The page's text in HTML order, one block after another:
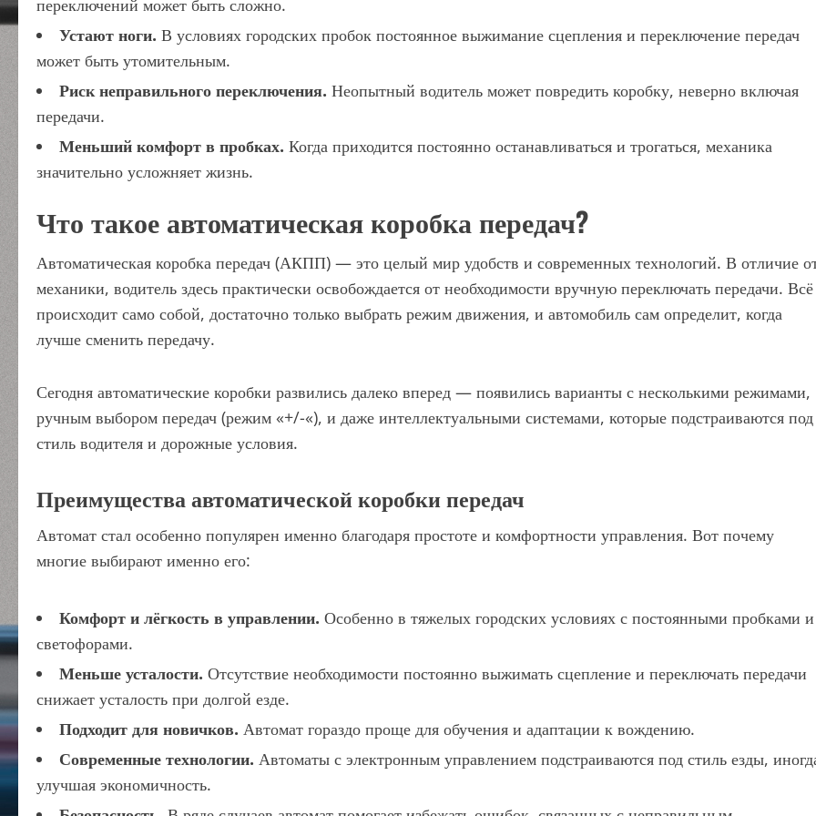
переключений может быть сложно.
Устают ноги. В условиях городских пробок постоянное выжимание сцепления и переключение передач
может быть утомительным.
Риск неправильного переключения. Неопытный водитель может повредить коробку, неверно включая
передачи.
Меньший комфорт в пробках. Когда приходится постоянно останавливаться и трогаться, механика
значительно усложняет жизнь.
Что такое автоматическая коробка передач?
Автоматическая коробка передач (АКПП) — это целый мир удобств и современных технологий. В отличие
механики, водитель здесь практически освобождается от необходимости вручную переключать передачи. Всё
происходит само собой, достаточно только выбрать режим движения, и автомобиль сам определит, когда
лучше сменить передачу.
Сегодня автоматические коробки развились далеко вперед — появились варианты с несколькими режимами,
ручным выбором передач (режим «+/-«), и даже интеллектуальными системами, которые подстраиваются под
стиль водителя и дорожные условия.
Преимущества автоматической коробки передач
Автомат стал особенно популярен именно благодаря простоте и комфортности управления. Вот почему
многие выбирают именно его:
Комфорт и лёгкость в управлении. Особенно в тяжелых городских условиях с постоянными пробками и
светофорами.
Меньше усталости. Отсутствие необходимости постоянно выжимать сцепление и переключать передачи
снижает усталость при долгой езде.
Подходит для новичков. Автомат гораздо проще для обучения и адаптации к вождению.
Современные технологии. Автоматы с электронным управлением подстраиваются под стиль езды,
улучшая экономичность.